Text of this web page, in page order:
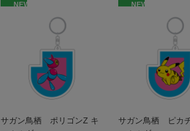
NEW
サガン鳥栖 ポリゴンZ キ
NEW
サガン鳥栖 ピカ